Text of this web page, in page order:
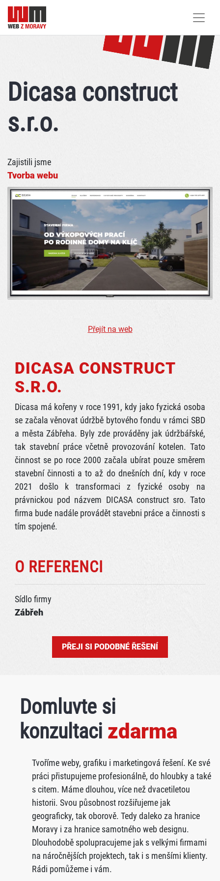
Dicasa construct
s.r.o.
Zajistili jsme
Tvorba webu
Přejít na web
DICASA CONSTRUCT
S.R.O.
Dicasa má kořeny v roce 1991, kdy jako fyzická osoba
se začala věnovat údržbě bytového fondu v rámci SBD
a města Zábřeha. Byly zde prováděny jak údržbářské,
tak stavební práce včetně provozování kotelen. Tato
činnost se po roce 2000 začala ubírat pouze směrem
stavební činnosti a to až do dnešních dní, kdy v roce
2021 došlo k transformaci z fyzické osoby na
právnickou pod názvem DICASA construct sro. Tato
firma bude nadále provádět stavebni práce a činnosti s
tím spojené.
O REFERENCI
Sídlo firmy
Zábřeh
PŘEJI SI PODOBNÉ ŘEŠENÍ
Domluvte si
konzultaci zdarma
Tvoříme weby, grafiku i marketingová řešení. Ke své
práci přistupujeme profesionálně, do hloubky a také
s citem. Máme dlouhou, více než dvacetiletou
historii. Svou působnost rozšiřujeme jak
geograficky, tak oborově. Tedy daleko za hranice
Moravy i za hranice samotného web designu.
Dlouhodobě spolupracujeme jak s velkými firmami
na náročnějších projektech, tak i s menšími klienty.
Rádi pomůžeme i vám.